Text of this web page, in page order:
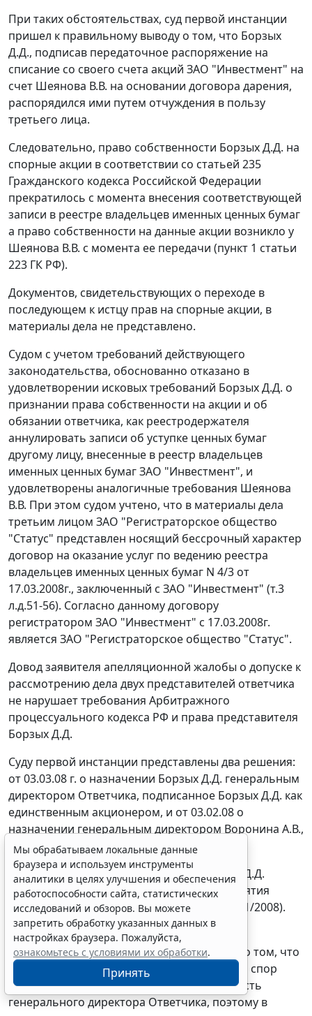
При таких обстоятельствах, суд первой инстанции
пришел к правильному выводу о том, что Борзых
Д.Д., подписав передаточное распоряжение на
списание со своего счета акций ЗАО "Инвестмент" на
счет Шеянова В.В. на основании договора дарения,
распорядился ими путем отчуждения в пользу
третьего лица.
Следовательно, право собственности Борзых Д.Д. на
спорные акции в соответствии со статьей 235
Гражданского кодекса Российской Федерации
прекратилось с момента внесения соответствующей
записи в реестре владельцев именных ценных бумаг
а право собственности на данные акции возникло у
Шеянова В.В. с момента ее передачи (пункт 1 статьи
223 ГК РФ).
Документов, свидетельствующих о переходе в
последующем к истцу прав на спорные акции, в
материалы дела не представлено.
Судом с учетом требований действующего
законодательства, обоснованно отказано в
удовлетворении исковых требований Борзых Д.Д. о
признании права собственности на акции и об
обязании ответчика, как реестродержателя
аннулировать записи об уступке ценных бумаг
другому лицу, внесенные в реестр владельцев
именных ценных бумаг ЗАО "Инвестмент", и
удовлетворены аналогичные требования Шеянова
В.В. При этом судом учтено, что в материалы дела
третьим лицом ЗАО "Регистраторское общество
"Статус" представлен носящий бессрочный характер
договор на оказание услуг по ведению реестра
владельцев именных ценных бумаг N 4/3 от
17.03.2008г., заключенный с ЗАО "Инвестмент" (т.3
л.д.51-56). Согласно данному договору
регистратором ЗАО "Инвестмент" с 17.03.2008г.
является ЗАО "Регистраторское общество "Статус".
Довод заявителя апелляционной жалобы о допуске к
рассмотрению дела двух представителей ответчика
не нарушает требования Арбитражного
процессуального кодекса РФ и права представителя
Борзых Д.Д.
Суду первой инстанции представлены два решения:
от 03.03.08 г. о назначении Борзых Д.Д. генеральным
директором Ответчика, подписанное Борзых Д.Д. как
единственным акционером, и от 03.02.08 о
назначении генеральным директором Воронина А.В.,
подписанное акционером Шеяновым В.В.
Решение от 03.03.08 о назначении Борзых Д.Д.
генеральным директором на момент принятия
решения оспорено в суде (дело N А55-10781/2008).
С учетом данных обстоятельств суд первой
инстанции обоснованно пришел к выводу о том, что
между сторонами имеется неразрешенный спор
относительно лица, занимающего должность
генерального директора Ответчика, поэтому в
Мы обрабатываем локальные данные
браузера и используем инструменты
аналитики в целях улучшения и обеспечения
работоспособности сайта, статистических
исследований и обзоров. Вы можете
запретить обработку указанных данных в
настройках браузера. Пожалуйста,
ознакомьтесь с условиями их обработки.
Принять